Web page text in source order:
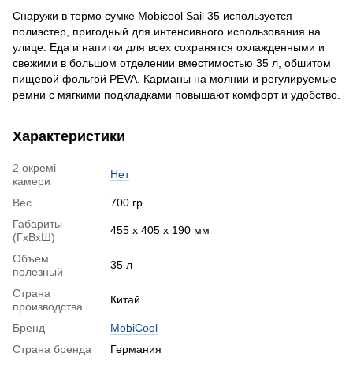
Снаружи в термо сумке Mobicool Sail 35 используется
полиэстер, пригодный для интенсивного использования на
улице. Еда и напитки для всех сохранятся охлажденными и
свежими в большом отделении вместимостью 35 л, обшитом
пищевой фольгой PEVA. Карманы на молнии и регулируемые
ремни с мягкими подкладками повышают комфорт и удобство.
Характеристики
2 окремі
камери
Нет
Вес
700 гр
Габариты
(ГхВхШ)
455 х 405 х 190 мм
Объем
полезный
35 л
Страна
производства
Китай
Бренд
MobiCool
Страна бренда
Германия